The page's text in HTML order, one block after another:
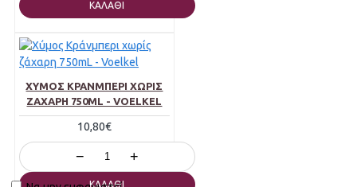
ΚΑΛΆΘΙ
ΧΎΜΟΣ ΚΡΆΝΜΠΕΡΙ ΧΩΡΊΣ
ΖΆΧΑΡΗ 750ML - VOELKEL
10,80€
− +
ΚΑΛΆΘΙ